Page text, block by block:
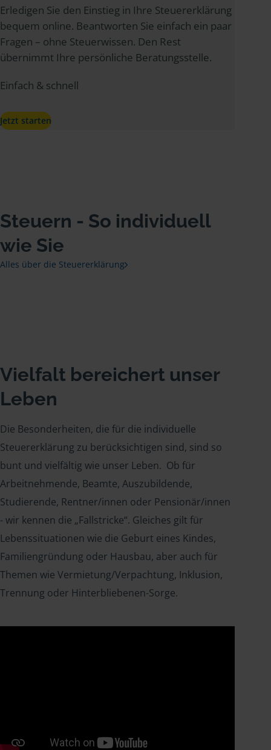
Erledigen Sie den Einstieg in Ihre Steuererklärung
bequem online. Beantworten Sie einfach ein paar
Fragen – ohne Steuerwissen. Den Rest
übernimmt Ihre persönliche Beratungsstelle.
Einfach & schnell
Jetzt starten
Steuern - So individuell
wie Sie
Alles über die Steuererklärung
Vielfalt bereichert unser
Leben
Die Besonderheiten, die für die individuelle
Steuererklärung zu berücksichtigen sind, sind so
bunt und vielfältig wie unser Leben. Ob für
Arbeitnehmende, Beamte, Auszubildende,
Studierende, Rentner/innen oder Pensionär/innen
- wir kennen die „Fallstricke“. Gleiches gilt für
Lebenssituationen wie die Geburt eines Kindes,
Familiengründung oder Hausbau, aber auch für
Themen wie Vermietung/Verpachtung, Inklusion,
Trennung oder Hinterbliebenen-Sorge.